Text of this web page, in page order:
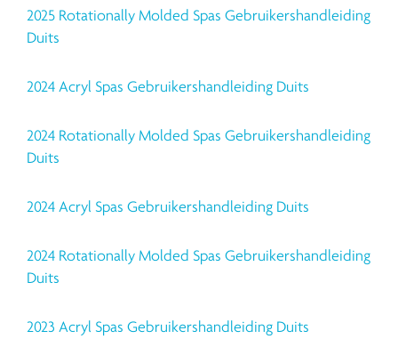
2025 Rotationally Molded Spas Gebruikershandleiding
Duits
2024 Acryl Spas Gebruikershandleiding Duits
2024 Rotationally Molded Spas Gebruikershandleiding
Duits
2024 Acryl Spas Gebruikershandleiding Duits
2024 Rotationally Molded Spas Gebruikershandleiding
Duits
2023 Acryl Spas Gebruikershandleiding Duits